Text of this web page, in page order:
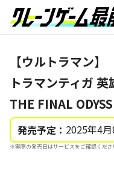
【ウルトラマン
トラマンティガ
THE FINAL
発売予定： 2025年4
※実際の発売日はサービスをご確認くださ